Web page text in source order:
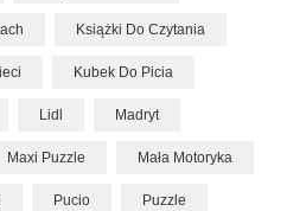
Książki Do Czytania
Kubek Do Picia
Lidl Madryt
Maxi Puzzle Mała Motoryka
Pucio Puzzle